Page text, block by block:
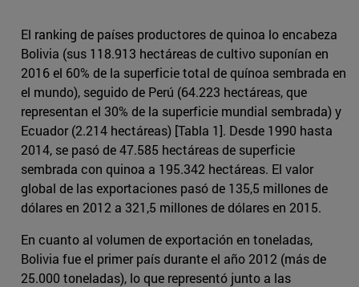
El ranking de países productores de quinoa lo encabeza
Bolivia (sus 118.913 hectáreas de cultivo suponían en
2016 el 60% de la superficie total de quínoa sembrada en
el mundo), seguido de Perú (64.223 hectáreas, que
representan el 30% de la superficie mundial sembrada) y
Ecuador (2.214 hectáreas) [Tabla 1]. Desde 1990 hasta
2014, se pasó de 47.585 hectáreas de superficie
sembrada con quinoa a 195.342 hectáreas. El valor
global de las exportaciones pasó de 135,5 millones de
dólares en 2012 a 321,5 millones de dólares en 2015.
En cuanto al volumen de exportación en toneladas,
Bolivia fue el primer país durante el año 2012 (más de
25.000 toneladas), lo que representó junto a las